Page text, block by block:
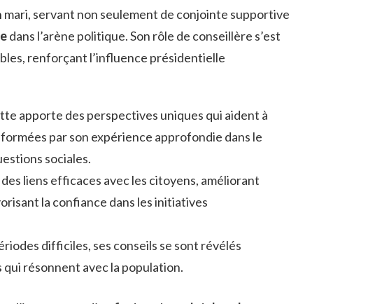
mari, servant non seulement de conjointe supportive
dans l’arène politique. Son rôle de conseillère s’est
renforçant l’influence présidentielle
apporte des perspectives uniques qui aident à
par son expérience approfondie dans le
sociales.
liens efficaces avec les citoyens, améliorant
la confiance dans les initiatives
difficiles, ses conseils se sont révélés
résonnent avec la population.